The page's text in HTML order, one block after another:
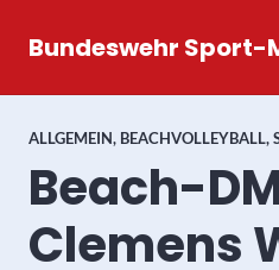
InhaltBundeswehr Sport-
ALLGEMEIN, BEACHVOLLEYBALL,
Beach-
Clemens